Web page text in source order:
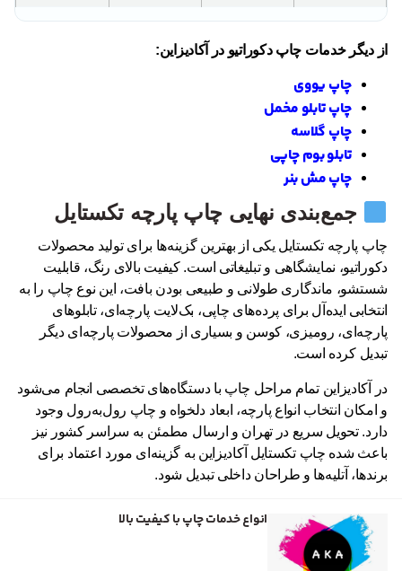
از دیگر خدمات چاپ دکوراتیو در آکادیزاین:
چاپ یووی
چاپ تابلو مخمل
چاپ گلاسه
تابلو بوم چاپی
چاپ مش بنر
جمع‌بندی نهایی چاپ پارچه تکستایل
چاپ پارچه تکستایل یکی از بهترین گزینه‌ها برای تولید محصولات
دکوراتیو، نمایشگاهی و تبلیغاتی است. کیفیت بالای رنگ، قابلیت
شستشو، ماندگاری طولانی و طبیعی بودن بافت، این نوع چاپ را به
انتخابی ایده‌آل برای پرده‌های چاپی، بک‌لایت پارچه‌ای، تابلوهای
پارچه‌ای، رومیزی، کوسن و بسیاری از محصولات پارچه‌ای دیگر
تبدیل کرده است.
در آکادیزاین تمام مراحل چاپ با دستگاه‌های تخصصی انجام می‌شود
و امکان انتخاب انواع پارچه، ابعاد دلخواه و چاپ رول‌به‌رول وجود
دارد. تحویل سریع در تهران و ارسال مطمئن به سراسر کشور نیز
باعث شده چاپ تکستایل آکادیزاین به گزینه‌ای مورد اعتماد برای
برندها، آتلیه‌ها و طراحان داخلی تبدیل شود.
انواع خدمات چاپ با کیفیت بالا